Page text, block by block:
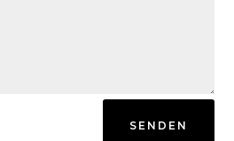
SENDEN